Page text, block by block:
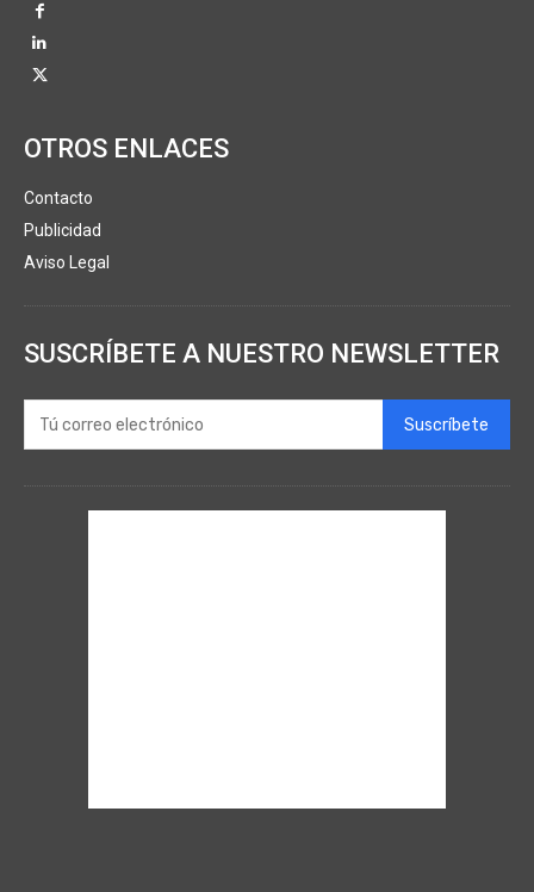
OTROS ENLACES
Contacto
Publicidad
Aviso Legal
SUSCRÍBETE A NUESTRO NEWSLETTER
Suscríbete